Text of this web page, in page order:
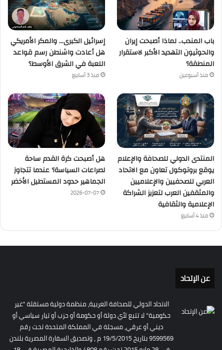
باب المندب.. لماذا أصبحت إيران
والحوثيون التهديد الأكبر لاستقرار
المنطقة؟
منذ أسبوعين
إسرائيل الكبرى… والمكر الأمريكي
هل أعادت واشنطن رسم قواعد
اللعبة في الشرق الأوسط؟
منذ 3 أسابيع
المنتدى الدولي للصحافة والإعلام
يوقع بروتوكول تعاون مع الاتحاد
العربي للصحفيين والإعلاميين
والمثقفين العرب لتعزيز الشراكة
الإعلامية والثقافية
منذ 4 أسابيع
هل أصبحت كرة القدم ساحة
لصراعات السياسة؟ عندما تتجاوز
الجماهير حدود المستطيل الأخضر
2026-07-07
عن الإتحاد
الاتحاد الدولي للصحافة العربية، منظمة دولية مستقلة "غير
حكومية" لا تتبع لأي دولة أو حكومة أو حزب أو تيار سياسي أو
ديني أو عرقي، مسجلة في المملكة المتحدة تحت رقم
9599569 بتاريخ 19/5/2015 م , وتصديق السفارة المصرية بلندن